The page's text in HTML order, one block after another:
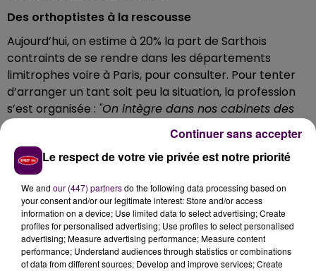
Des orthoptistes à la rescousse
Aujourd’hui, on estime à 20% la part de Sarthois
contraints de se rendre dans les départements
limitrophes voire à Paris, pour consulter. Pour tenter
d’arranger un tant soit peu la situation, la profession
s’est organisée : "On intègre dans nos cabinets des
orthoptistes. Les patients qui n’ont besoin que de
lunettes s’en contentent. Environ trois-cents
demandes sont satisfaites comme ça chaque mois.
Pour les cas plus spécifiques, on est là"
docteur Rottier.
Attirer de jeunes diplômés
Quelles perspectives, face à une telle pénurie ?
actuellement cent diplômés par an. Pour autant de
Le respect de votre vie privée est notre priorité
We and our (447) partnersdo the following data processing based on
your consent and/or our legitimate interest: Store and/or access
information on a device; Use limited data to select advertising; Create
profiles for personalised advertising; Use profiles to select personalised
advertising; Measure advertising performance; Measure content
performance; Understand audiences through statistics or combinations
of data from different sources; Develop and improve services; Create
Continuer sans accepter